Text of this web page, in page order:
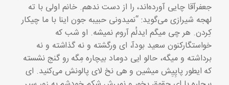
جعفرآقا چایی آورده‌اند، را از دست ندهم. خانم اولی با ته
لهجه شیرازی می‌گوید: “نمیدونی حبیبه جون اینا با ما چیکار
کِردن. هر چی میگم ایدلُم آروم نمیشه. او شب که
خواستگارکنون سعید بودآ، ای ورگشته و نه گذاشته و نه
برداشته و میگه، حالو ایی دوماد بیچاره مِگه رو گنج نشسته
که ایطور پاپِیِش میشین و هی نخ لای پالونش می‌کنید. ای